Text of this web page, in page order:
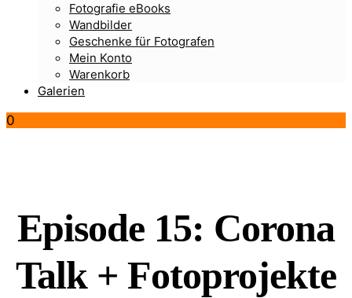
Fotografie eBooks
Wandbilder
Geschenke für Fotografen
Mein Konto
Warenkorb
Galerien
0
Episode 15: Corona
Talk + Fotoprojekte